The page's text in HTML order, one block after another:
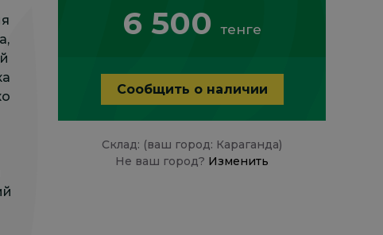
6 500тенге
Сообщить о наличии
Склад: (ваш город: Караганда)
Не ваш город? Изменить